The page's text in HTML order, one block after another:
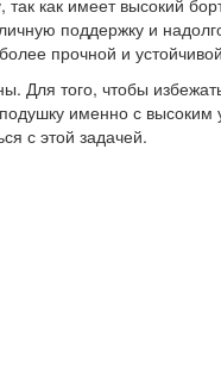
поддержку и
прочной и
того, чтобы
именно с высоким
с этой задачей.